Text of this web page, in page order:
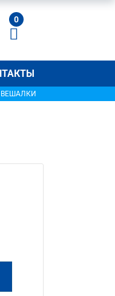
0
ВЕШАЛКИ